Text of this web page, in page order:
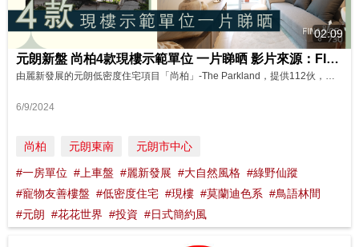
02:09
元朗新盤 尚柏4款現樓示範單位 一片睇晒 影片來源：FINANCE 730
6/9/2024
尚柏 元朗東南 元朗市中心
#一房單位 #上車盤 #麗新發展 #大自然風格 #綠野仙蹤
#寵物友善樓盤 #低密度住宅 #現樓 #莫蘭迪色系 #鳥語林間
#元朗 #花花世界 #投資 #日式簡約風